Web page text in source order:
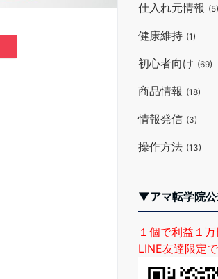
仕入れ元情報 (5)
健康維持 (1)
初心者向け (69)
商品情報 (18)
情報発信 (3)
操作方法 (13)
▼アマ転学院公
１個で利益１
LINE友達限定